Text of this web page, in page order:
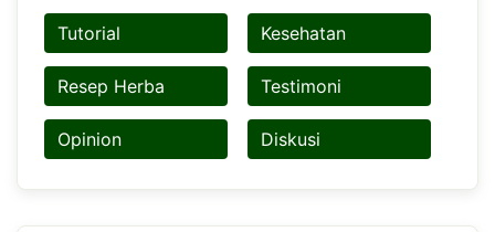
Tutorial Kesehatan
Resep Herba Testimoni
Opinion Diskusi